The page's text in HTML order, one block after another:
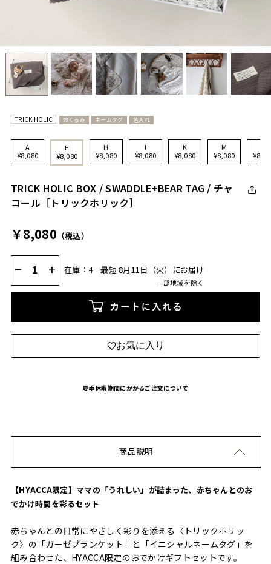
TRICK HOLIC おくるみ ネームタグ 名入れ
A
¥8,080
E
¥8,080
H
¥8,080
I
¥8,080
K
¥8,080
M
¥8,080
TRICK HOLIC BOX / SWADDLE+BEAR TAG / チャ
コール［トリックホリック］
￥8,080 （税込）
− + 在庫：4 最短 8月11日（火）にお届け
一部地域を除く
カートに入れる
お気に入り
夏季休暇期間にかかるご注文について
商品説明
【HYACCA限定】ママの「うれしい」が詰まった、赤ちゃんとのお
でかけ時間を彩るセット
赤ちゃんとの日常にやさしく彩りを添える〈トリックホリッ
ク〉の「ガーゼブランケット」と「イニシャルネームタグ」を
組み合わせた、HYACCA限定のおでかけギフトセットです。